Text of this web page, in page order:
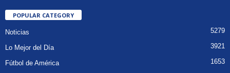
POPULAR CATEGORY
Noticias 5279
Lo Mejor del Día 3921
Fútbol de América 1653